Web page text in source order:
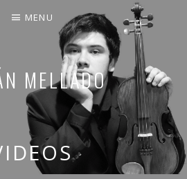
MELLADO
DE MI VIDA
MENU